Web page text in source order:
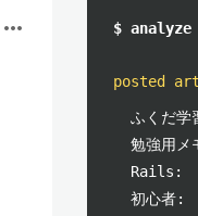
more_horiz $ analyze
posted
ふくだ学
勉強用メ
Rails:
初心者: